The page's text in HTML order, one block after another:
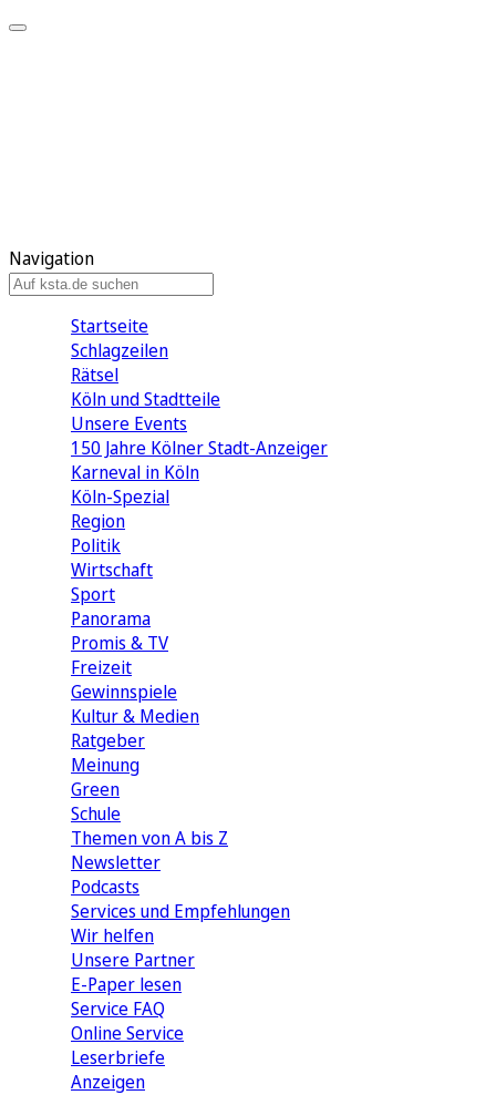
Navigation
Startseite
Schlagzeilen
Rätsel
Köln und Stadtteile
Unsere Events
150 Jahre Kölner Stadt-Anzeiger
Karneval in Köln
Köln-Spezial
Region
Politik
Wirtschaft
Sport
Panorama
Promis & TV
Freizeit
Gewinnspiele
Kultur & Medien
Ratgeber
Meinung
Green
Schule
Themen von A bis Z
Newsletter
Podcasts
Services und Empfehlungen
Wir helfen
Unsere Partner
E-Paper lesen
Service FAQ
Online Service
Leserbriefe
Anzeigen